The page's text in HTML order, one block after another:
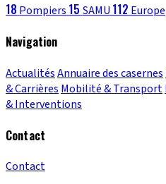
18 Pompiers 15 SAMU 112 Europe
Navigation
ActualitésAnnuaire des casernes
& Carrières Mobilité & Transport
& Interventions
Contact
Contact